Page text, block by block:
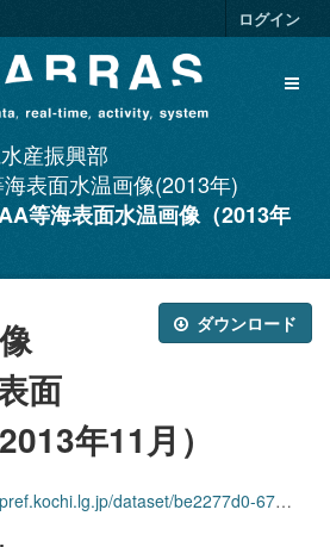
ログイン
産振興部
表面水温画像(2013年)
等海表面水温画像（2013年
ダウンロード
面
年11月）
resource/53b63092-a4b8-4e55-ae8f-e61df90c868f/download/jinkoueiseigazounoaanadokaihyoutsuramizuongazou2013-11.zip